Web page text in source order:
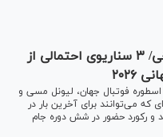
لحظه شماری برای یک تقابل تاریخی/ ۳ سناریوی احتمالی از
۲۰۲۶
قرعه‌کشی جام جهانی ۲۰۲۶ مسیر احتمالی ۲ اسطوره فوتبال جهان، لیونل مسی و
که می‌توانند برای آخرین بار در
و رکورد حضور در شش دوره جام